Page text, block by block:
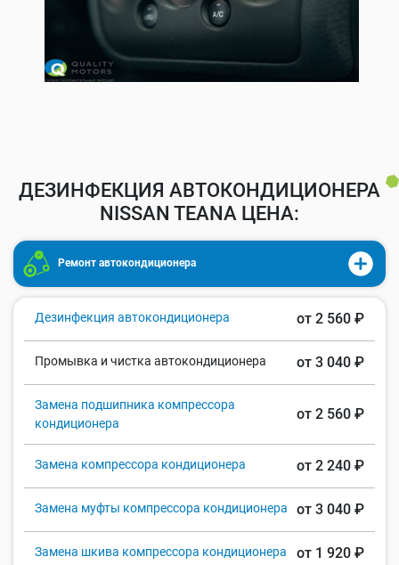
ДЕЗИНФЕКЦИЯ АВТОКОНДИЦИОНЕРА
NISSAN TEANA ЦЕНА:
Ремонт автокондиционера
Дезинфекция автокондиционера от 2 560 ₽
Промывка и чистка автокондиционера от 3 040 ₽
Замена подшипника компрессора
кондиционера
от 2 560 ₽
Замена компрессора кондиционера от 2 240 ₽
Замена муфты компрессора кондиционера от 3 040 ₽
Замена шкива компрессора кондиционера от 1 920 ₽